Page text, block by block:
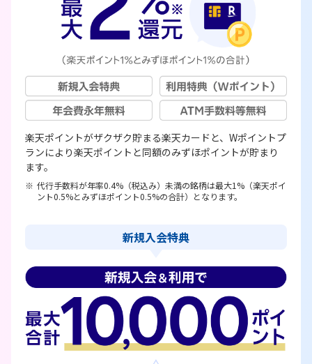
楽天ポイントがザクザク貯まる楽天カードと、Wポイントプ
ランにより楽天ポイントと同額のみずほポイントが貯まり
ます。
代行手数料が年率0.4%（税込み）未満の銘柄は最大1%（楽天ポイ
ント0.5%とみずほポイント0.5%の合計）となります。
新規入会特典